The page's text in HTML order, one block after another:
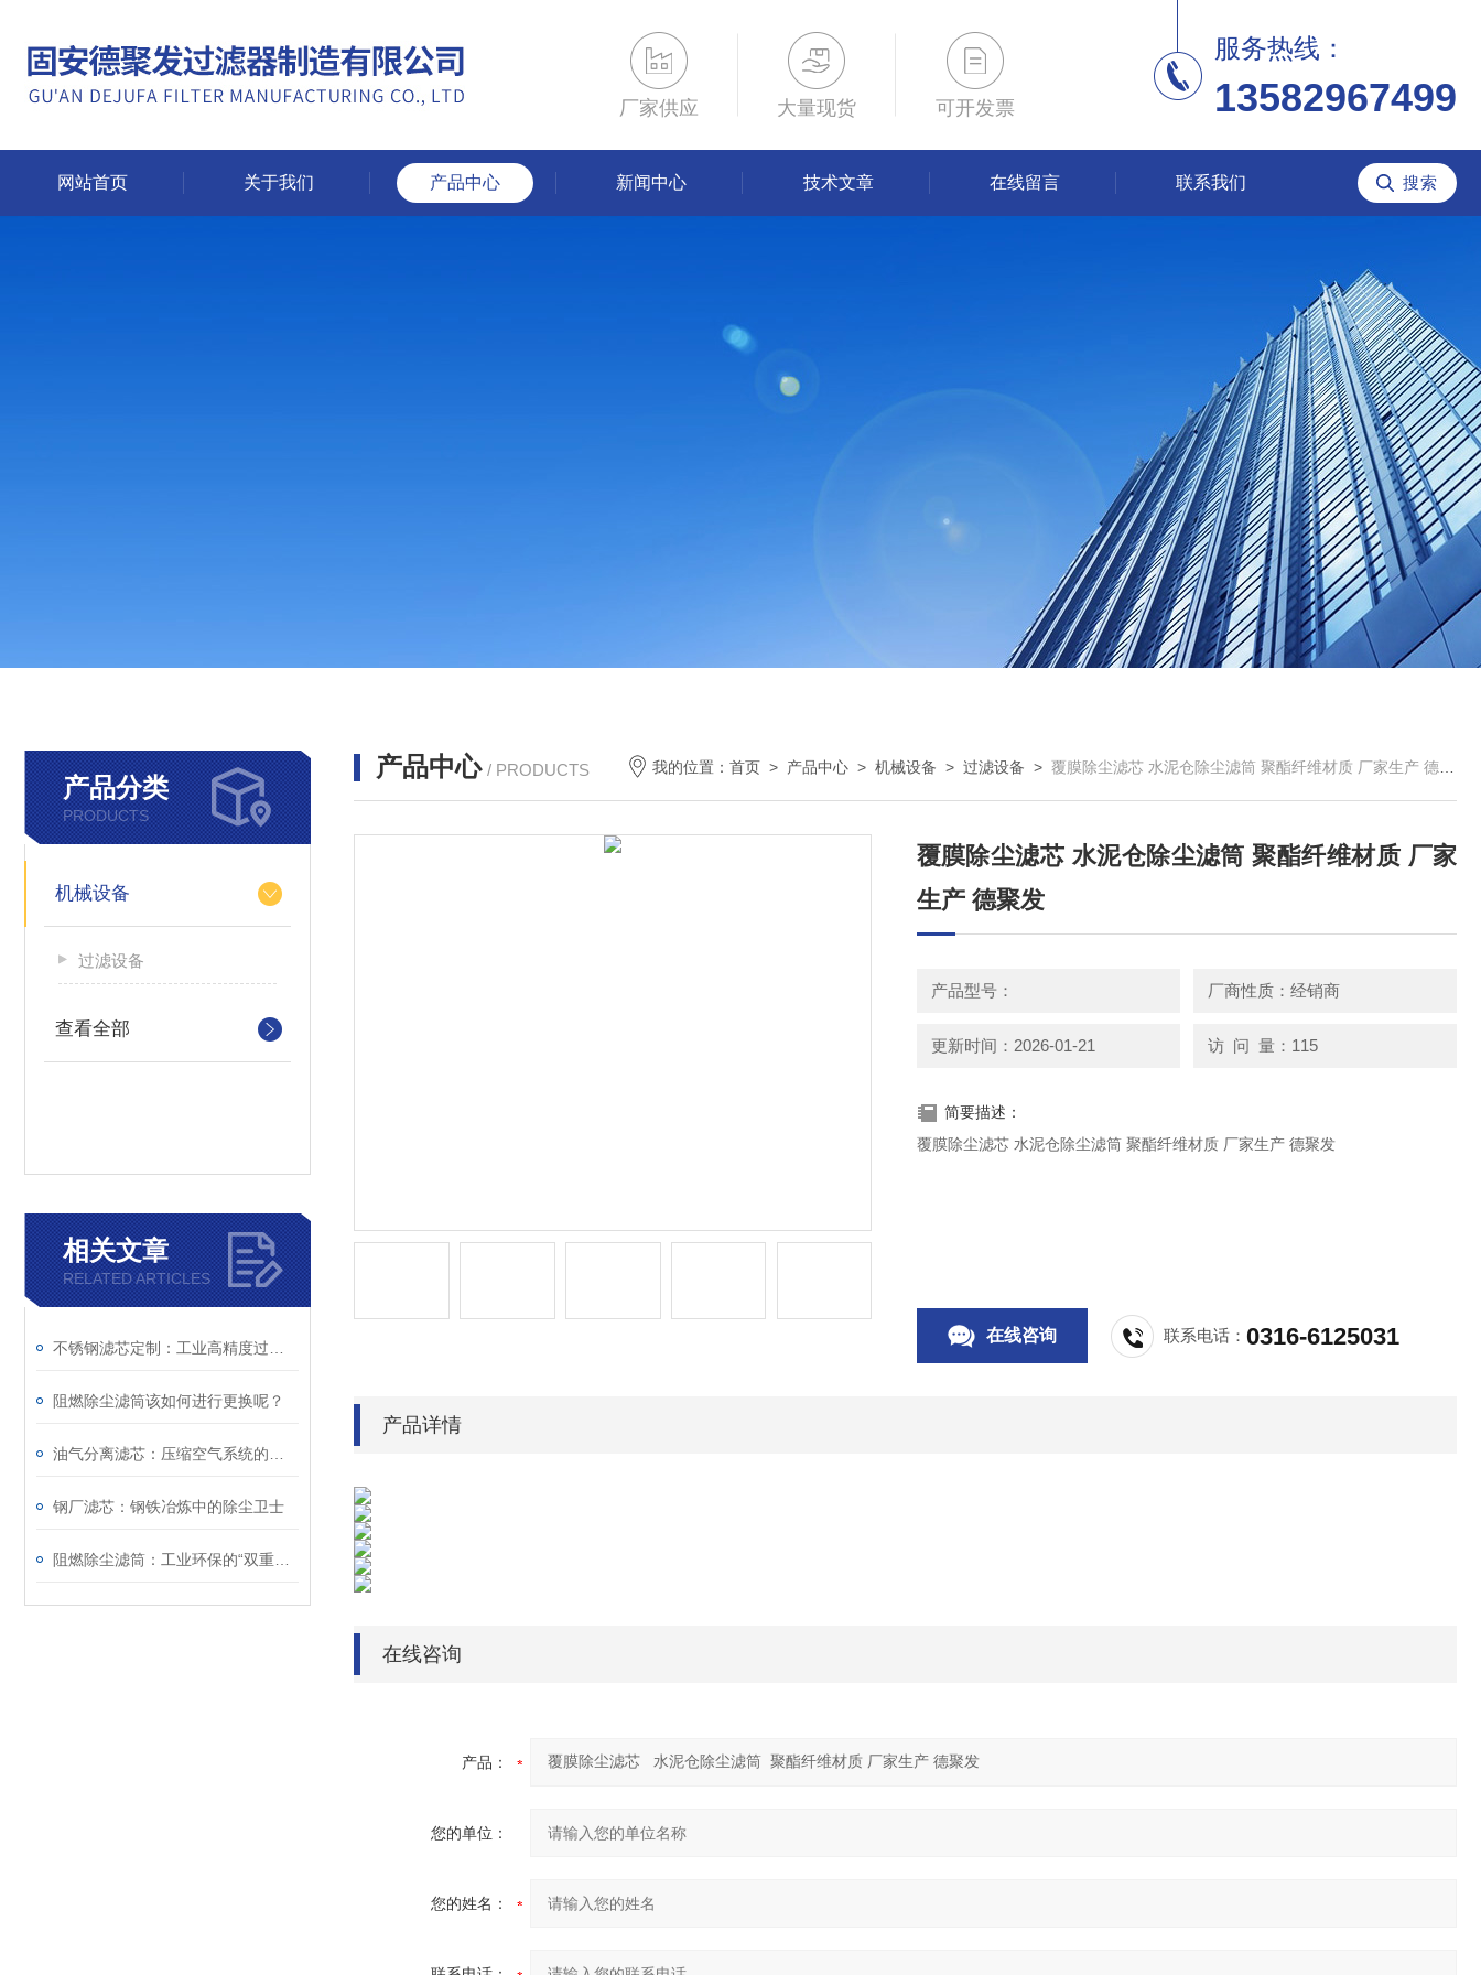
厂家供应 大量现货 可开发票
服务热线：
13582967499
网站首页 关于我们 产品中心 新闻中心 技术文章 在线留言 联系我们
产品分类
PRODUCTS
机械设备
过滤设备
查看全部
相关文章
RELATED ARTICLES
阻燃除尘滤筒该如何进行更换呢？
钢厂滤芯：钢铁冶炼中的除尘卫士
产品中心 / PRODUCTS 我的位置：首页 > 产品中心 >机械设备 >过滤设备 >覆膜除尘滤芯 水泥仓除尘滤筒 聚酯纤维材质 厂家生产 德聚发
覆膜除尘滤芯 水泥仓除尘滤筒 聚酯纤维材质 厂家
生产 德聚发
产品型号： 厂商性质：经销商
更新时间：2026-01-21 访 问 量：115
简要描述：
覆膜除尘滤芯 水泥仓除尘滤筒 聚酯纤维材质 厂家生产 德聚发
在线咨询 联系电话：0316-6125031
产品详情
在线咨询
产品：
您的单位：
您的姓名：